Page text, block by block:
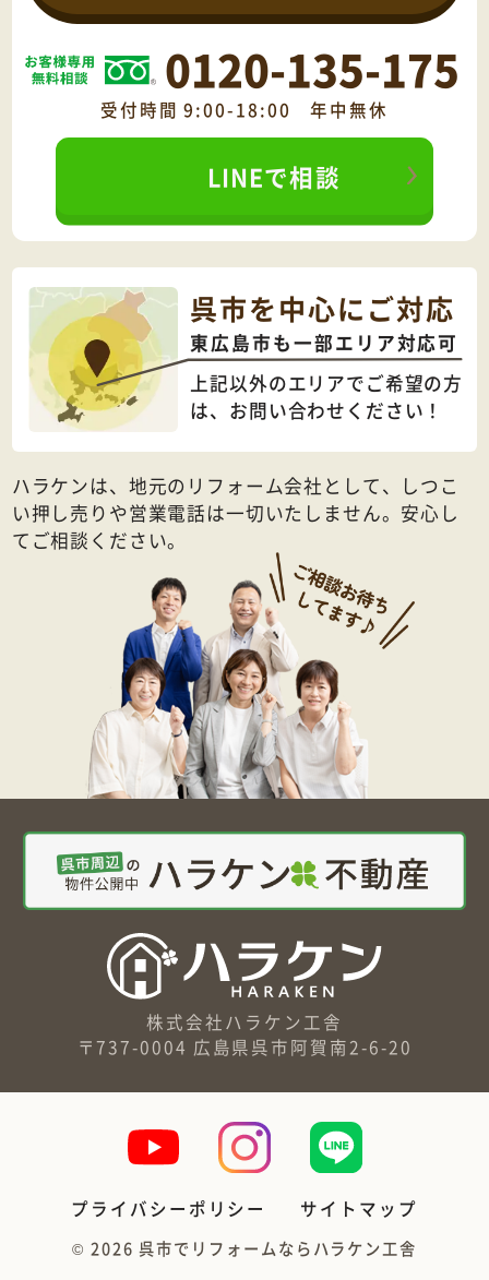
0120-135-175
受付時間 9:00-18:00 年中無休
LINEで相談
呉市を中心にご対応
東広島市も一部エリア対応可
上記以外のエリアでご希望の方
は、 お問い合わせください！
ハラケンは、地元のリフォーム会社として、しつこ
い押し売りや営業電話は一切いたしません。安心し
てご相談ください。
株式会社ハラケン工舎
〒737-0004 広島県呉市阿賀南2-6-20
プライバシーポリシー サイトマップ
© 2026呉市でリフォームならハラケン工舎